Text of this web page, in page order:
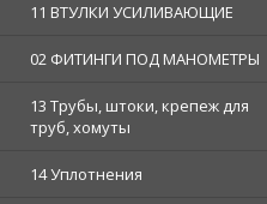
11 ВТУЛКИ УСИЛИВАЮЩИЕ
02 ФИТИНГИ ПОД МАНОМЕТРЫ
13 Трубы, штоки, крепеж для
труб, хомуты
14 Уплотнения